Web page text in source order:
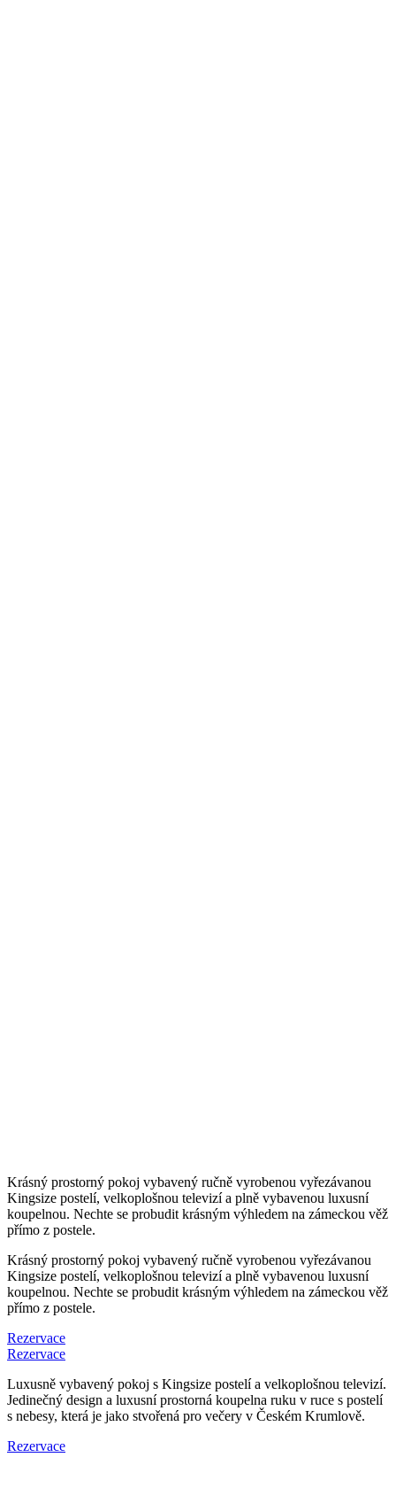
Krásný prostorný pokoj vybavený ručně vyrobenou vyřezávanou
Kingsize postelí, velkoplošnou televizí a plně vybavenou luxusní
koupelnou. Nechte se probudit krásným výhledem na zámeckou věž
přímo z postele.
Krásný prostorný pokoj vybavený ručně vyrobenou vyřezávanou
Kingsize postelí, velkoplošnou televizí a plně vybavenou luxusní
koupelnou. Nechte se probudit krásným výhledem na zámeckou věž
přímo z postele.
Rezervace
Rezervace
Luxusně vybavený pokoj s Kingsize postelí a velkoplošnou televizí.
Jedinečný design a luxusní prostorná koupelna ruku v ruce s postelí
s nebesy, která je jako stvořená pro večery v Českém Krumlově.
Rezervace